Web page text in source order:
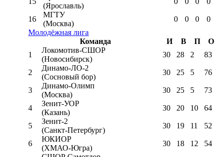
(Ярославль)
16
МГТУ
(Москва)
0 0 0
0
Молодёжная лига
Команда
И В П
О
1
Локомотив-CШОР
(Новосибирск)
30 28 2 83
2
Динамо-ЛО-2
(Сосновый бор)
30 25 5 76
3
Динамо-Олимп
(Москва)
30 25 5 73
4
Зенит-УОР
(Казань)
30 20 10 64
5
Зенит-2
(Санкт-Петербург)
30 19 11 52
6
ЮКИОР
(ХМАО-Югра)
30 18 12 54